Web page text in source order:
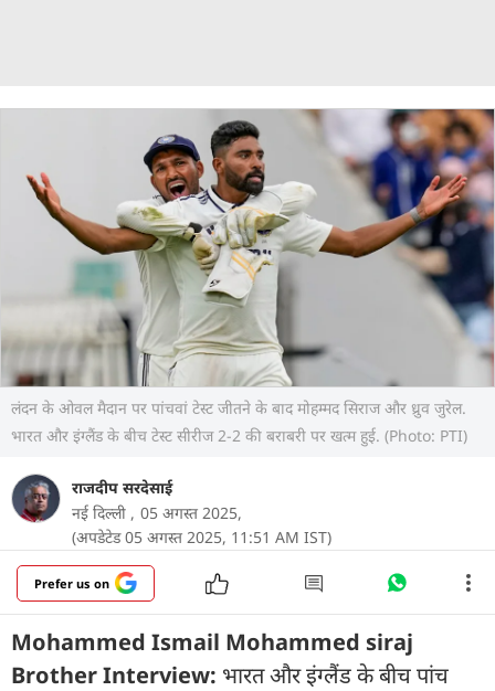
लंदन के ओवल मैदान पर पांचवां टेस्ट जीतने के बाद मोहम्मद सिराज और ध्रुव जुरेल.
भारत और इंग्लैंड के बीच टेस्ट सीरीज 2-2 की बराबरी पर खत्म हुई. (Photo: PTI)
राजदीप सरदेसाई
नई दिल्ली , 05 अगस्त 2025,
(अपडेटेड 05 अगस्त 2025, 11:51 AM IST)
Prefer us on
Mohammed Ismail Mohammed siraj
Brother Interview: भारत और इंग्लैंड के बीच पांच